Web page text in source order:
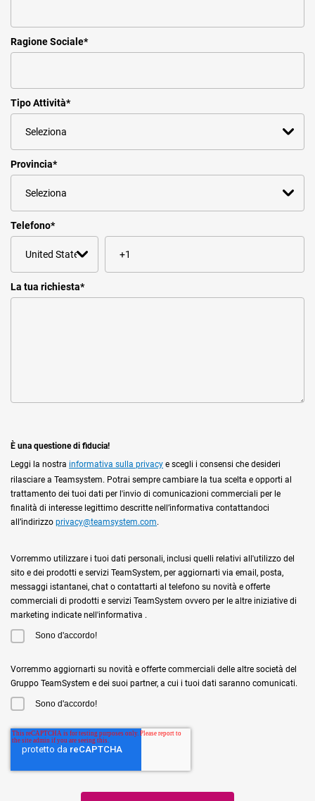
Ragione Sociale*
Tipo Attività*
Provincia*
Telefono*
La tua richiesta*
È una questione di fiducia!
Leggi la nostra informativa sulla privacy e scegli i consensi che desideri
rilasciare a Teamsystem. Potrai sempre cambiare la tua scelta e opporti al
trattamento dei tuoi dati per l'invio di comunicazioni commerciali per le
finalità di interesse legittimo descritte nell’informativa contattandoci
all’indirizzo privacy@teamsystem.com.
Vorremmo utilizzare i tuoi dati personali, inclusi quelli relativi all'utilizzo del
sito e dei prodotti e servizi TeamSystem, per aggiornarti via email, posta,
messaggi istantanei, chat o contattarti al telefono su novità e offerte
commerciali di prodotti e servizi TeamSystem ovvero per le altre iniziative di
marketing indicate nell'informativa .
Sono d'accordo!
Vorremmo aggiornarti su novità e offerte commerciali delle altre società del
Gruppo TeamSystem e dei suoi partner, a cui i tuoi dati saranno comunicati.
Sono d'accordo!